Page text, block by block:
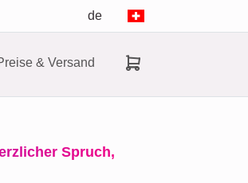
de
& Versand
Spruch,